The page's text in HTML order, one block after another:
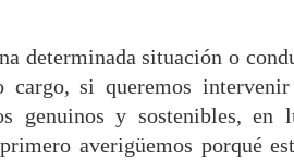
determinada situación o
cargo, si queremos
genuinos y sostenibles, en
averigüemos porqué